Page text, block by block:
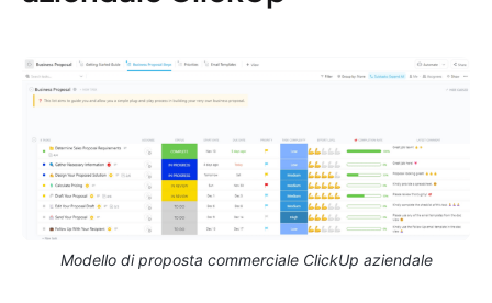
Modello di proposta commerciale ClickUp aziendale